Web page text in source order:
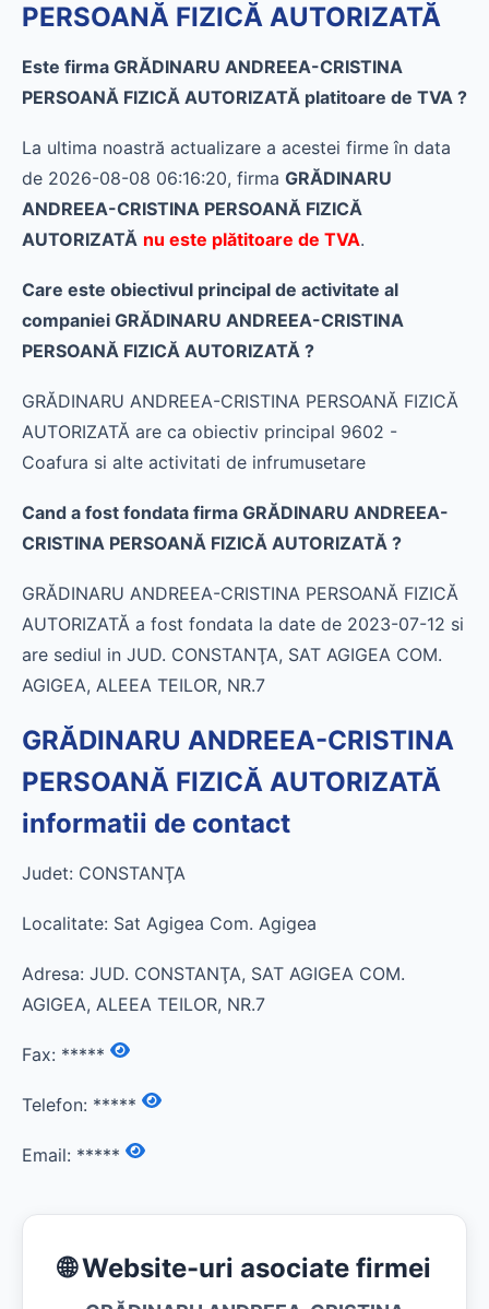
PERSOANĂ FIZICĂ AUTORIZATĂ
Este firma GRĂDINARU ANDREEA-CRISTINA
PERSOANĂ FIZICĂ AUTORIZATĂ platitoare de TVA ?
La ultima noastră actualizare a acestei firme în data
de 2026-08-08 06:16:20, firma GRĂDINARU
ANDREEA-CRISTINA PERSOANĂ FIZICĂ
AUTORIZATĂ nu este plătitoare de TVA.
Care este obiectivul principal de activitate al
companiei GRĂDINARU ANDREEA-CRISTINA
PERSOANĂ FIZICĂ AUTORIZATĂ ?
GRĂDINARU ANDREEA-CRISTINA PERSOANĂ FIZICĂ
AUTORIZATĂ are ca obiectiv principal 9602 -
Coafura si alte activitati de infrumusetare
Cand a fost fondata firma GRĂDINARU ANDREEA-
CRISTINA PERSOANĂ FIZICĂ AUTORIZATĂ ?
GRĂDINARU ANDREEA-CRISTINA PERSOANĂ FIZICĂ
AUTORIZATĂ a fost fondata la date de 2023-07-12 si
are sediul in JUD. CONSTANŢA, SAT AGIGEA COM.
AGIGEA, ALEEA TEILOR, NR.7
GRĂDINARU ANDREEA-CRISTINA
PERSOANĂ FIZICĂ AUTORIZATĂ
informatii de contact
Judet: CONSTANŢA
Localitate: Sat Agigea Com. Agigea
Adresa: JUD. CONSTANŢA, SAT AGIGEA COM.
AGIGEA, ALEEA TEILOR, NR.7
Fax: *****
Telefon: *****
Email: *****
🌐 Website-uri asociate firmei